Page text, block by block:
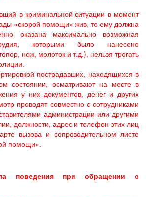
в криминальной ситуации в момент
«скорой помощи» жив, то ему должна
оказана максимально возможная
которыми было нанесено
нож, молоток и т.д.), нельзя трогать
пострадавших, находящихся в
состоянии, осматривают на месте в
у них документов, денег и других
проводят совместно с сотрудниками
администрации или другими
должности, адрес и телефон этих лиц
вызова и сопроводительном листе
помощи».
поведения при обращении с